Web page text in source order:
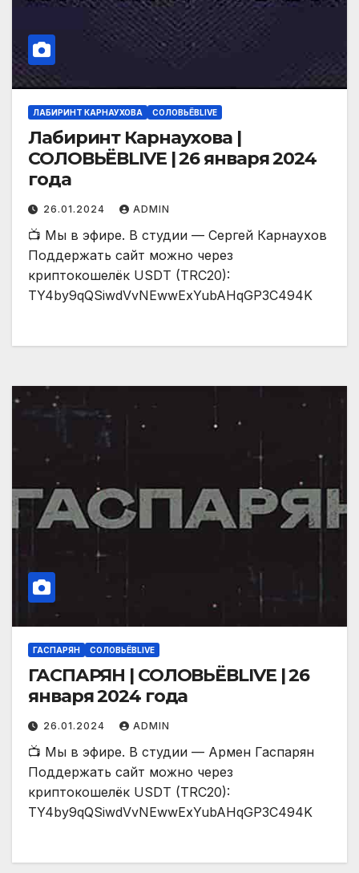
ЛАБИРИНТ КАРНАУХОВА СОЛОВЬЁВLIVE
Лабиринт Карнаухова |
СОЛОВЬЁВLIVE | 26 января 2024
года
26.01.2024 ADMIN
📺 Мы в эфире. В студии — Сергей Карнаухов
Поддержать сайт можно через
криптокошелёк USDT (TRC20):
TY4by9qQSiwdVvNEwwExYubAHqGP3C494K
ГАСПАРЯН СОЛОВЬЁВLIVE
ГАСПАРЯН | СОЛОВЬЁВLIVE | 26
января 2024 года
26.01.2024 ADMIN
📺 Мы в эфире. В студии — Армен Гаспарян
Поддержать сайт можно через
криптокошелёк USDT (TRC20):
TY4by9qQSiwdVvNEwwExYubAHqGP3C494K